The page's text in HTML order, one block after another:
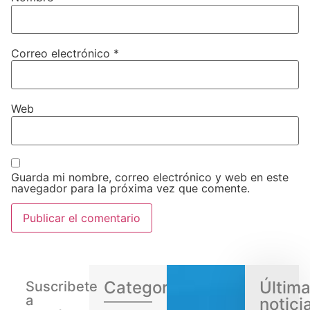
Correo electrónico *
Web
Guarda mi nombre, correo electrónico y web en este
navegador para la próxima vez que comente.
Suscribete
a
Categorias